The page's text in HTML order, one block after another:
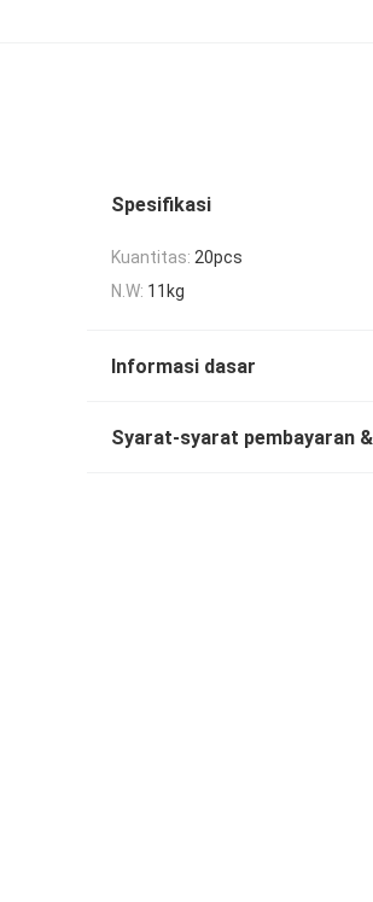
Spesifikasi
Kuantitas: 20pcs
N.W: 11kg
Informasi dasar
Syarat-syarat pembayaran